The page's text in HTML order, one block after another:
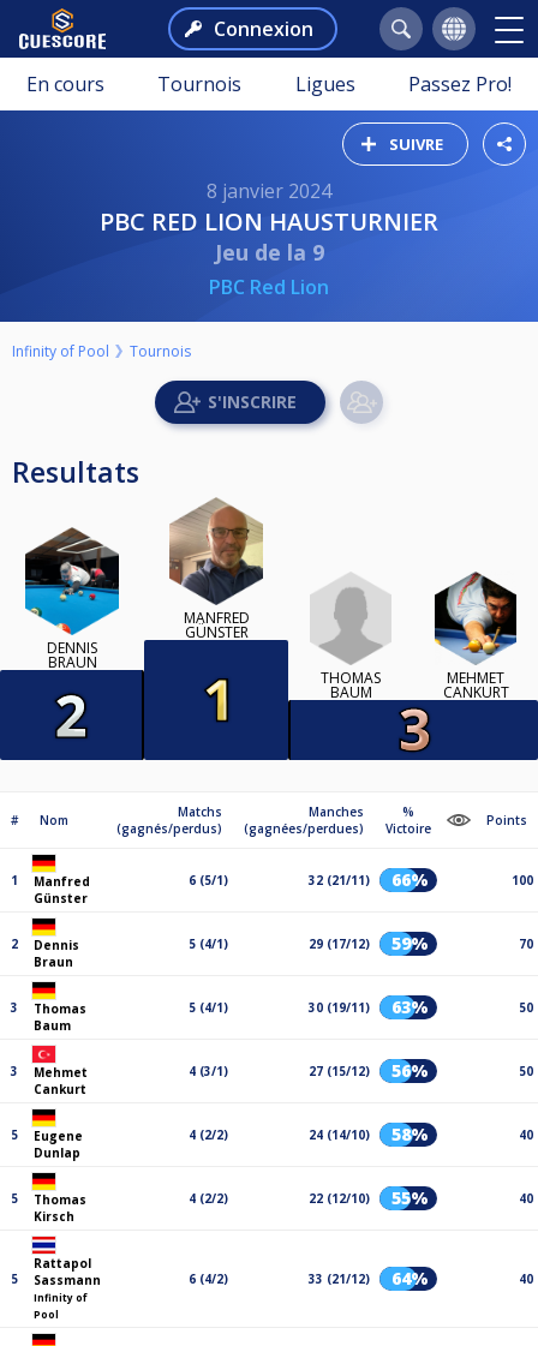
Connexion
En cours Tournois Ligues Passez Pro!
SUIVRE
8 janvier 2024
PBC RED LION HAUSTURNIER
Jeu de la 9
PBC Red Lion
Infinity of Pool Tournois
Resultats
DENNIS
BRAUN
MANFRED
GÜNSTER
THOMAS
BAUM
MEHMET
CANKURT
# Nom
Matchs
(gagnés/perdus)
Manches
(gagnées/perdues)
%
Victoire
Points
1
Manfred
Günster
6 (5/1) 32 (21/11) 66% 100
2
Dennis
Braun
5 (4/1) 29 (17/12) 59% 70
3
Thomas
Baum
5 (4/1) 30 (19/11) 63% 50
3
Mehmet
Cankurt
4 (3/1) 27 (15/12) 56% 50
5
Eugene
Dunlap
4 (2/2) 24 (14/10) 58% 40
5
Thomas
Kirsch
4 (2/2) 22 (12/10) 55% 40
5
Rattapol
Sassmann
Infinity of
Pool
6 (4/2) 33 (21/12) 64% 40